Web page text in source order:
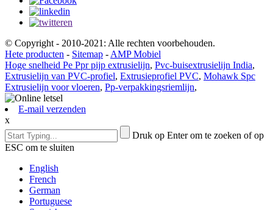
© Copyright - 2010-2021: Alle rechten voorbehouden.
Hete producten - Sitemap - AMP Mobiel
Hoge snelheid Pe Ppr pijp extrusielijn, Pvc-buisextrusielijn India,
Extrusielijn van PVC-profiel, Extrusieprofiel PVC, Mohawk Spc
Extrusielijn voor vloeren, Pp-verpakkingsriemlijn,
E-mail verzenden
x
Druk op Enter om te zoeken of op
ESC om te sluiten
English
French
German
Portuguese